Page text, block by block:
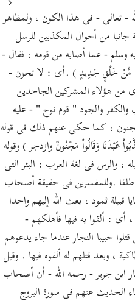
- تعالى - فى هذا الكون ، ولمظاهر
من أحوال المكذبين للرسل
وسلم - عما أصابه من قومه ، فقال -
مِّنْ خَلْقٍ جَدِيدٍ ) .أى : لا تحزن -
من هؤلاء المشركين الجاحدين
والجود " قوم نوح " - عليه
مجنون ، كما حكى عنهم ذلك فى قوله
وَقَالُواْ مَجْنُونٌ وازدجر ) وقوله
فى لغة العرب : البئر التى
طلقا .وللمفسرين فى حقيقة أصحاب
ثمود ، بعث الله إليهم واحدا
، أى : ألقوا به فيها فأهلكهم -
حبيبا النجار عندما جاء يدعوهم
، وبعد قتلهم له ألقوه فيها . وقيل
ابن جرير - رحمه الله - أن أصحاب
الحديث عنهم فى سورة البروج